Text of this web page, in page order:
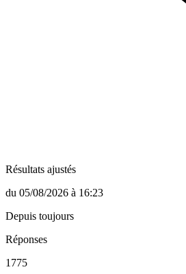
Résultats ajustés
du 05/08/2026 à 16:23
Depuis toujours
Réponses
1775